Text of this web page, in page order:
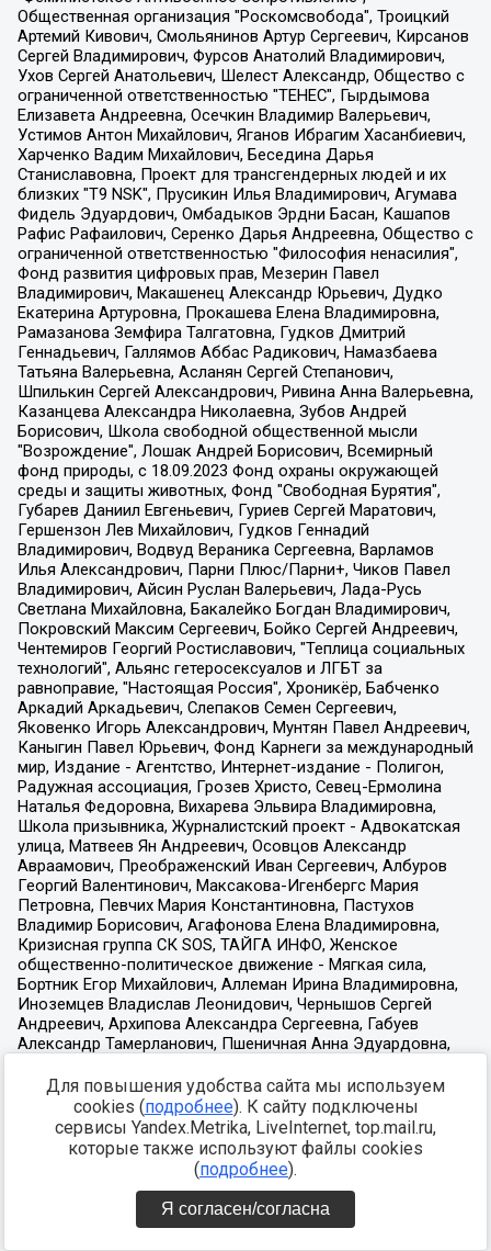
Для повышения удобства сайта мы используем
cookies (подробнее). К сайту подключены
сервисы Yandex.Metrika, LiveInternet, top.mail.ru,
которые также используют файлы cookies
(подробнее).
Я согласен/согласна